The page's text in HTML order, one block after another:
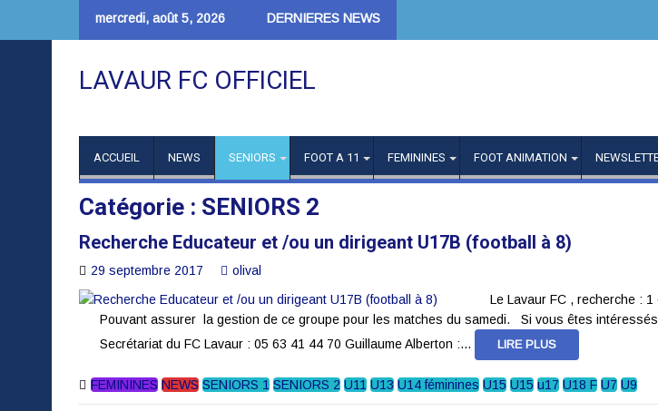
mercredi, août 5, 2026 DERNIERES NEWS
LAVAUR FC OFFICIEL
ACCUEIL NEWS SENIORS FOOT A 11 FEMININES FOOT ANIMATION
Catégorie : SENIORS 2
Recherche Educateur et /ou un dirigeant U17B (football à 8)
29 septembre 2017
olival
Le Lavaur FC , recherche : 1
Pouvant assurer la gestion de ce groupe pour les matches du samedi. Si vous êtes
Secrétariat du FC Lavaur : 05 63 41 44 70 Guillaume Alberton :...
LIRE PLUS
FEMININES NEWS SENIORS 1 SENIORS 2 U11 U13 U14 féminines U15 U15 u17 U18 F U7 U9